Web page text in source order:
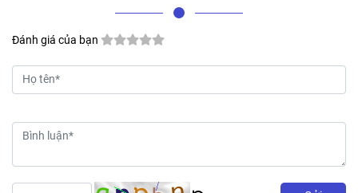
Đánh giá của bạn